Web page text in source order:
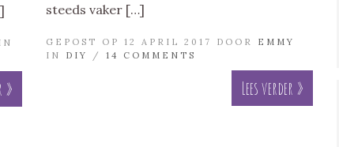
»
steeds vaker […]
GEPOST OP 12 APRIL 2017 DOOR
EMMY
IN
DIY / 14 COMMENTS
Lees verder »